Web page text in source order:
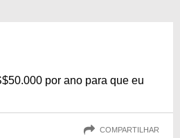
por ano para que eu
COMPARTILHAR